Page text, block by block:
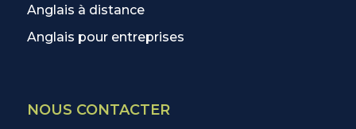
Anglais à distance
Anglais pour entreprises
NOUS CONTACTER